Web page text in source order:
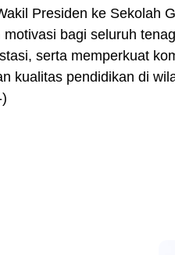
Presiden ke Sekolah
motivasi bagi seluruh
serta memperkuat
kualitas pendidikan di